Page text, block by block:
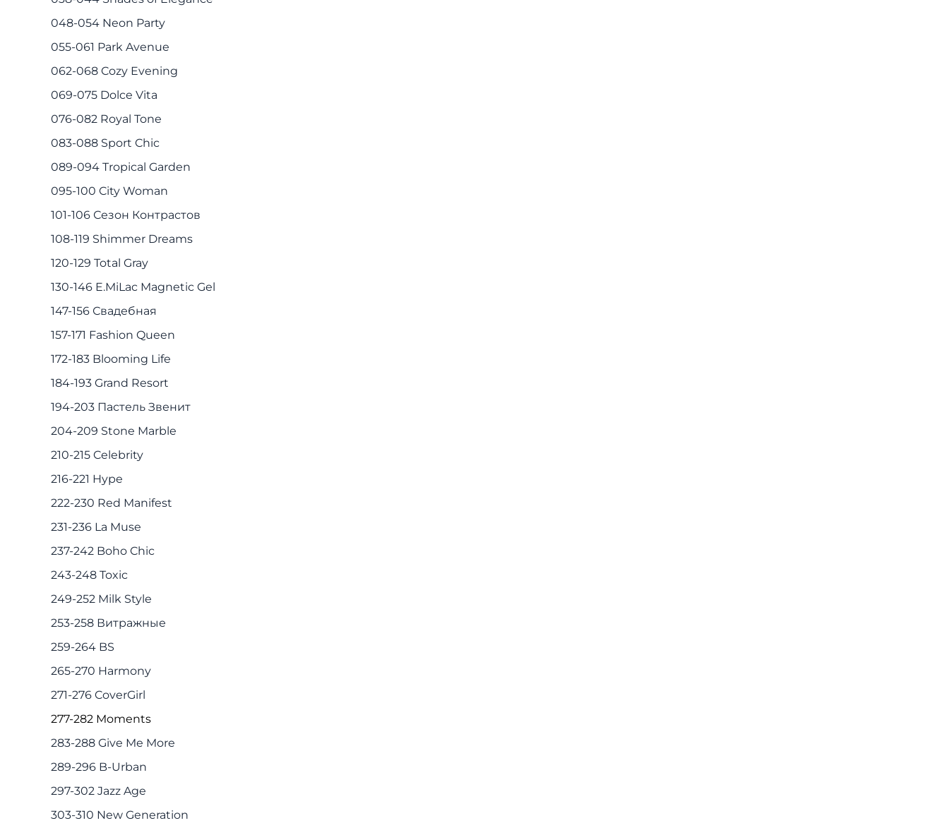
048-054 Neon Party
055-061 Park Avenue
062-068 Cozy Evening
069-075 Dolce Vita
076-082 Royal Tone
083-088 Sport Chic
089-094 Tropical Garden
095-100 City Woman
101-106 Сезон Контрастов
108-119 Shimmer Dreams
120-129 Total Gray
130-146 E.MiLac Magnetic Gel
147-156 Свадебная
157-171 Fashion Queen
172-183 Blooming Life
184-193 Grand Resort
194-203 Пастель Звенит
204-209 Stone Marble
210-215 Celebrity
216-221 Hype
222-230 Red Manifest
231-236 La Muse
237-242 Boho Chic
243-248 Toxic
249-252 Milk Style
253-258 Витражные
259-264 BS
265-270 Harmony
271-276 CoverGirl
277-282 Moments
283-288 Give Me More
289-296 B-Urban
297-302 Jazz Age
303-310 New Generation